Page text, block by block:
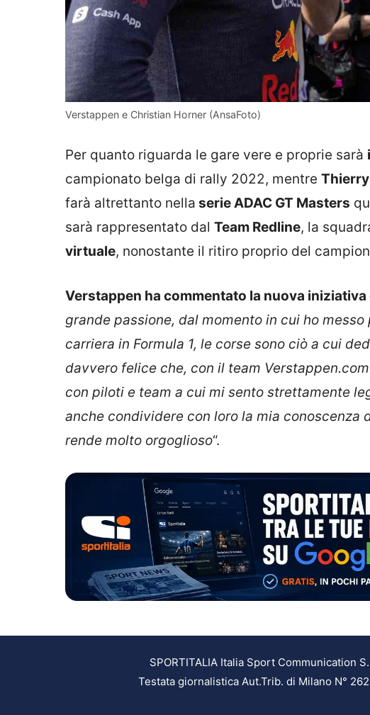
Verstappen e Christian Horner (AnsaFoto)
Per quanto riguarda le gare vere e proprie sarà
campionato belga di rally 2022, mentre
farà altrettanto nella serie ADAC GT Masters
sarà rappresentato dal Team Redline, la
virtuale, nonostante il ritiro proprio del
Verstappen ha commentato la nuova iniziativa
grande passione, dal momento in cui ho
carriera in Formula 1, le corse sono ciò a cui
davvero felice che, con il team
con piloti e team a cui mi sento strettamente
anche condividere con loro la mia conoscenza
rende molto orgoglioso“.
SPORTITALIA Italia Sport Communication
Testata giornalistica Aut.Trib. di Milano N°